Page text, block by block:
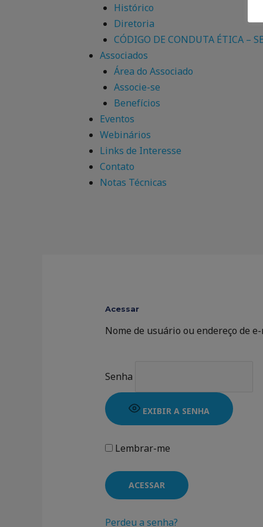
Histórico
Diretoria
CÓDIGO DE CONDUTA ÉTICA –
Associados
Área do Associado
Associe-se
Benefícios
Eventos
Webinários
Links de Interesse
Contato
Notas Técnicas
Acessar
Nome de usuário ou endereço de
Senha
EXIBIR A SENHA
Lembrar-me
Perdeu a senha?